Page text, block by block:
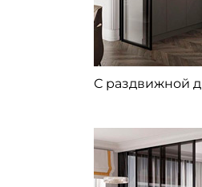
С раздвижной